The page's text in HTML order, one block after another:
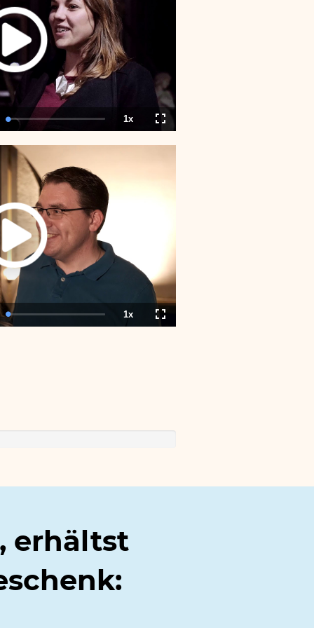
Loaded:
0.00%
1xPlayback
Rate
Fullscreen
Loaded:
0.00%
1xPlayback
Rate
Fullscreen
erhältst